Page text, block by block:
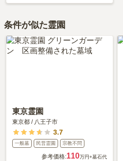
条件が似た霊園
東京霊園
東京都 / 八王子市
3.7
一般墓 民営霊園 宗教不問
参考価格:110万円+墓石代